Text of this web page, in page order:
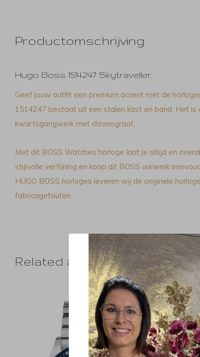
Productomschrijving
Hugo Boss 1514247 Skytraveller.
Geef jouw outfit een premium accent met de
1514247 bestaat uit een stalen kast en band. Het
kwartsgangwerk met chronograaf.
Met dit BOSS Watches horloge laat je altijd en
stijlvolle verfijning en koop dit BOSS uurwerk
HUGO BOSS horloges leveren wij de originele
fabricagefouten.
Related articles